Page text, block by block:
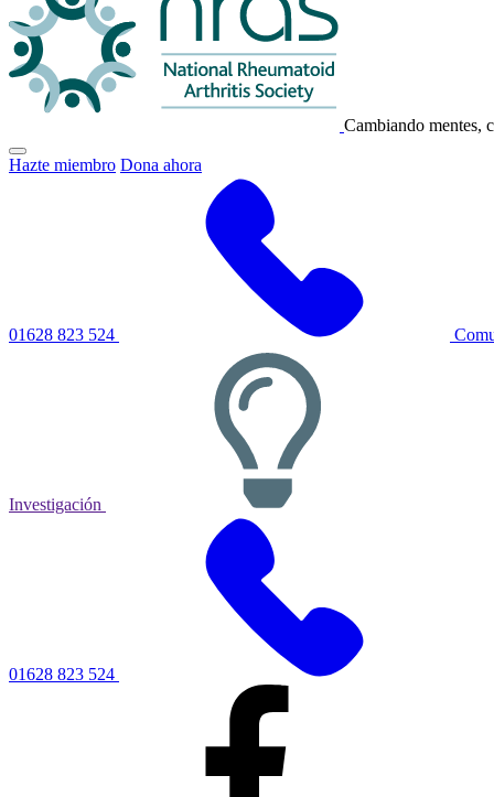
Cambiando mentes,
Haga
clic
Hazte miembro Dona ahora
01628 823 524
Investigación
01628 823 524